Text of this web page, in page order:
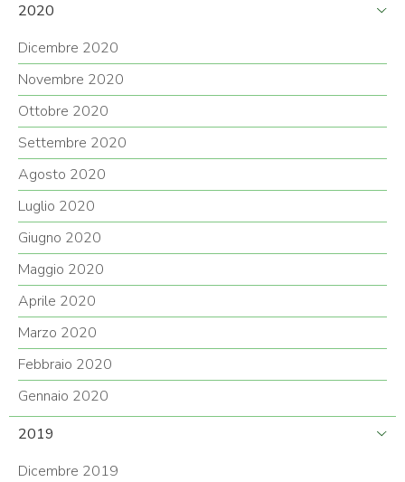
2020
Dicembre 2020
Novembre 2020
Ottobre 2020
Settembre 2020
Agosto 2020
Luglio 2020
Giugno 2020
Maggio 2020
Aprile 2020
Marzo 2020
Febbraio 2020
Gennaio 2020
2019
Dicembre 2019